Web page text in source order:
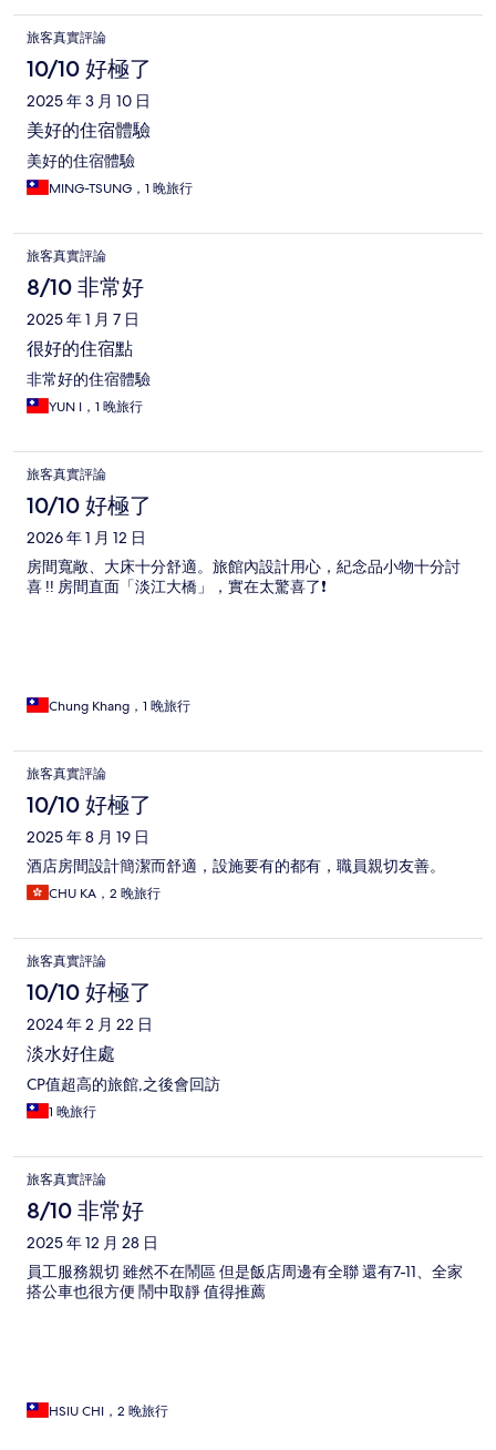
旅客真實評論
10/10 好極了
2025 年 3 月 10 日
美好的住宿體驗
美好的住宿體驗
MING-TSUNG，1 晚旅行
旅客真實評論
8/10 非常好
2025 年 1 月 7 日
很好的住宿點
非常好的住宿體驗
YUN I，1 晚旅行
旅客真實評論
10/10 好極了
2026 年 1 月 12 日
房間寬敞、大床十分舒適。旅館內設計用心，紀念品小物十分討
喜 !! 房間直面「淡江大橋」，實在太驚喜了❗️
Chung Khang，1 晚旅行
旅客真實評論
10/10 好極了
2025 年 8 月 19 日
酒店房間設計簡潔而舒適，設施要有的都有，職員親切友善。
CHU KA，2 晚旅行
旅客真實評論
10/10 好極了
2024 年 2 月 22 日
淡水好住處
CP值超高的旅館,之後會回訪
1 晚旅行
旅客真實評論
8/10 非常好
2025 年 12 月 28 日
員工服務親切 雖然不在鬧區 但是飯店周邊有全聯 還有7-11、全家
搭公車也很方便 鬧中取靜 值得推薦
HSIU CHI，2 晚旅行